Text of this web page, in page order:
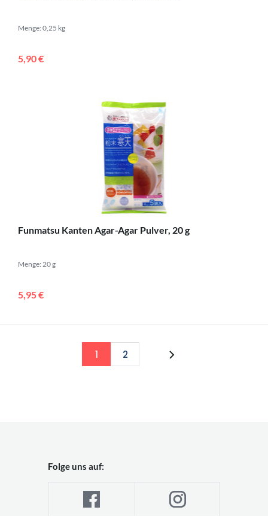
Menge: 0,25 kg
5,90 €
Funmatsu Kanten Agar-Agar Pulver, 20 g
Menge: 20 g
5,95 €
1 2
Folge uns auf: